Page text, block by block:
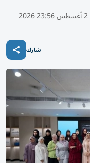
2 أغسطس 23:56 2026
شارك